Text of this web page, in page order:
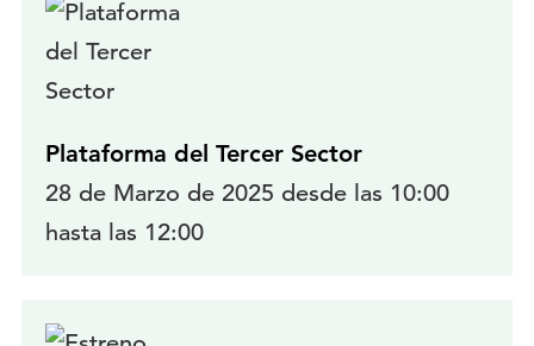
Plataforma del Tercer Sector
28 de Marzo de 2025 desde las 10:00
hasta las 12:00